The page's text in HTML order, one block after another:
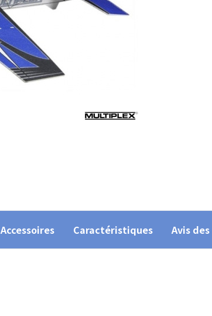
Accessoires Caractéristiques Avis